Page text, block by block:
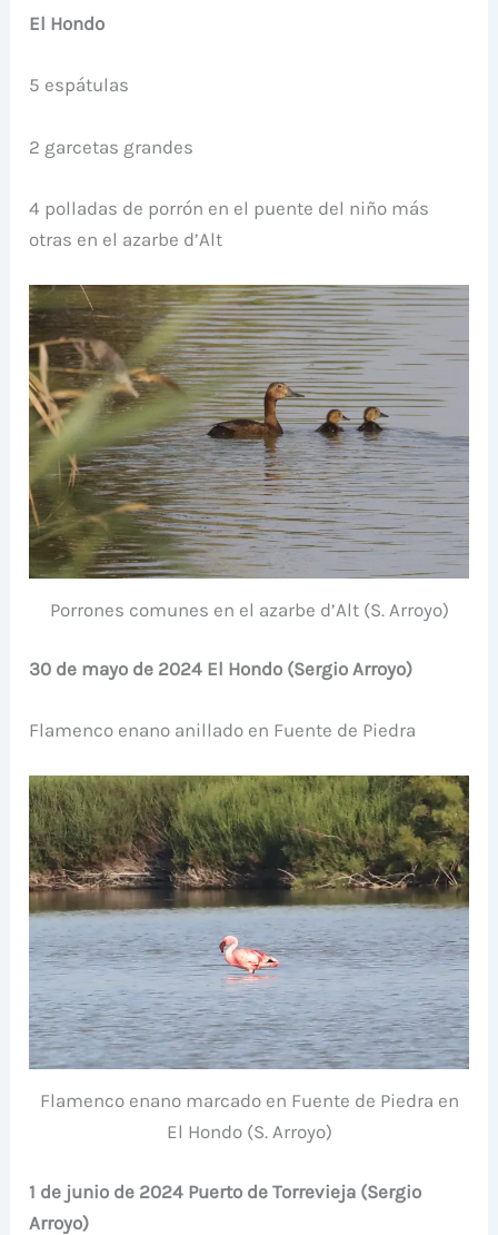
El Hondo
5 espátulas
2 garcetas grandes
4 polladas de porrón en el puente del niño más
otras en el azarbe d’Alt
Porrones comunes en el azarbe d’Alt (S. Arroyo)
30 de mayo de 2024 El Hondo (Sergio Arroyo)
Flamenco enano anillado en Fuente de Piedra
Flamenco enano marcado en Fuente de Piedra en
El Hondo (S. Arroyo)
1 de junio de 2024 Puerto de Torrevieja (Sergio
Arroyo)